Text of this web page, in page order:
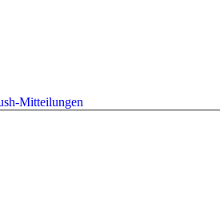
Mitteilungen